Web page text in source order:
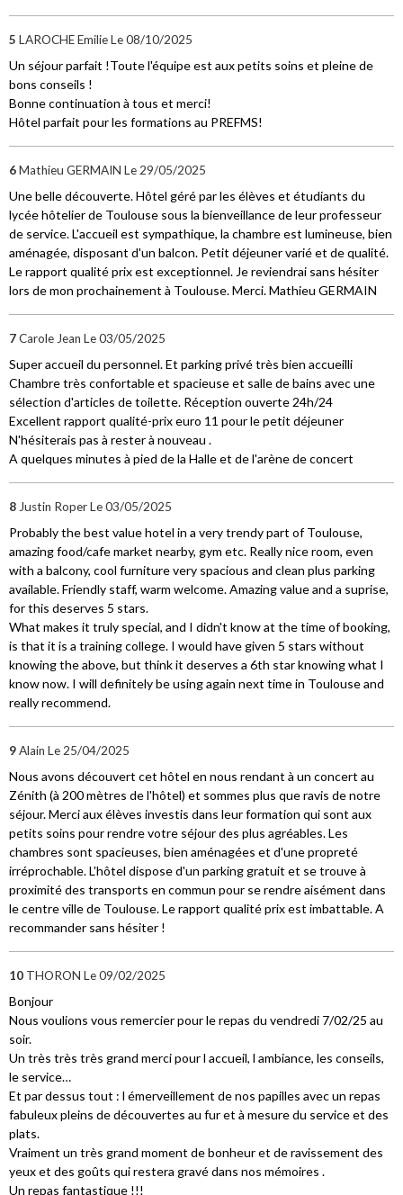
5 LAROCHE EmilieLe 08/10/2025
Un séjour parfait !Toute l'équipe est aux petits soins et pleine de
bons conseils !
Bonne continuation à tous et merci!
Hôtel parfait pour les formations au PREFMS!
6Mathieu GERMAIN Le 29/05/2025
Une belle découverte. Hôtel géré par les élèves et étudiants du
lycée hôtelier de Toulouse sous la bienveillance de leur professeur
de service. L'accueil est sympathique, la chambre est lumineuse, bien
aménagée, disposant d'un balcon. Petit déjeuner varié et de qualité.
Le rapport qualité prix est exceptionnel. Je reviendrai sans hésiter
lors de mon prochainement à Toulouse. Merci. Mathieu GERMAIN
7Carole Jean Le 03/05/2025
Super accueil du personnel. Et parking privé très bien accueilli
Chambre très confortable et spacieuse et salle de bains avec une
sélection d'articles de toilette. Réception ouverte 24h/24
Excellent rapport qualité-prix euro 11 pour le petit déjeuner
N'hésiterais pas à rester à nouveau .
A quelques minutes à pied de la Halle et de l'arène de concert
8 Justin RoperLe 03/05/2025
Probably the best value hotel in a very trendy part of Toulouse,
amazing food/cafe market nearby, gym etc. Really nice room, even
with a balcony, cool furniture very spacious and clean plus parking
available. Friendly staff, warm welcome. Amazing value and a suprise,
for this deserves 5 stars.
What makes it truly special, and I didn't know at the time of booking,
is that it is a training college. I would have given 5 stars without
knowing the above, but think it deserves a 6th star knowing what I
know now. I will definitely be using again next time in Toulouse and
really recommend.
9Alain Le 25/04/2025
Nous avons découvert cet hôtel en nous rendant à un concert au
Zénith (à 200 mètres de l'hôtel) et sommes plus que ravis de notre
séjour. Merci aux élèves investis dans leur formation qui sont aux
petits soins pour rendre votre séjour des plus agréables. Les
chambres sont spacieuses, bien aménagées et d'une propreté
irréprochable. L'hôtel dispose d'un parking gratuit et se trouve à
proximité des transports en commun pour se rendre aisément dans
le centre ville de Toulouse. Le rapport qualité prix est imbattable. A
recommander sans hésiter !
10 THORON Le 09/02/2025
Bonjour
Nous voulions vous remercier pour le repas du vendredi 7/02/25 au
soir.
Un très très très grand merci pour l accueil, l ambiance, les conseils,
le service…
Et par dessus tout : l émerveillement de nos papilles avec un repas
fabuleux pleins de découvertes au fur et à mesure du service et des
plats.
Vraiment un très grand moment de bonheur et de ravissement des
yeux et des goûts qui restera gravé dans nos mémoires .
Un repas fantastique !!!